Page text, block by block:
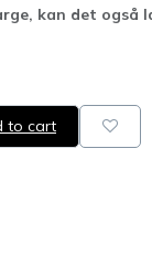
kan det også
to cart